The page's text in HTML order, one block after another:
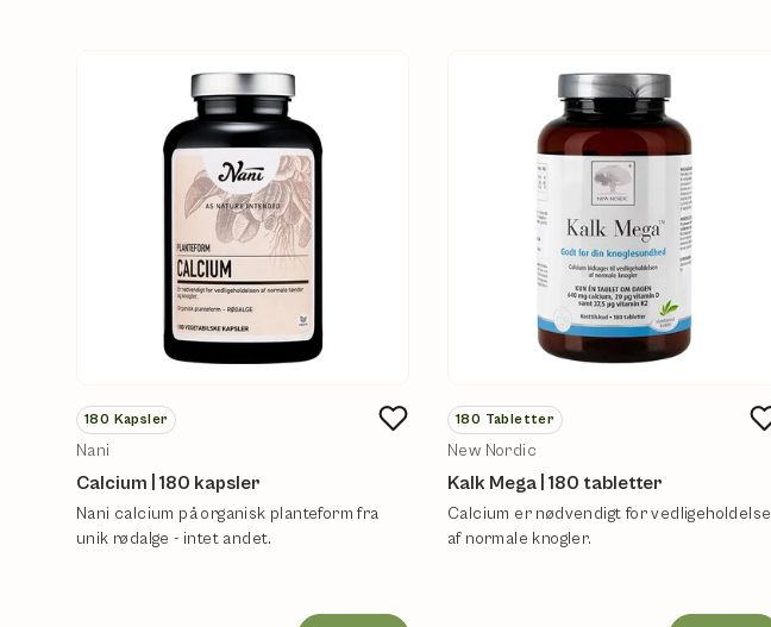
180 Kapsler
Nani
Calcium | 180 kapsler
Nani calcium på organisk planteform fra
unik rødalge - intet andet.
180 Tabletter
New Nordic
Kalk Mega | 180 tabletter
Calcium er nødvendigt for vedligeholdelse
af normale knogler.